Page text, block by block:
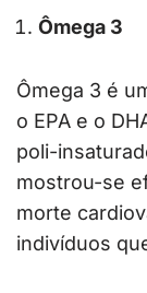
Ômega 3
Ômega 3 é
o EPA e o
poli-
mostrou-se
morte
indivíduos